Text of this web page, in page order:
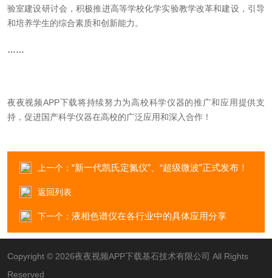
验室建设研讨会，积极推进高等学校化学实验教学改革和建设，引导
和培养学生的综合素质和创新能力。
……
夜夜视频APP下载将持续努力为高校科学仪器的推广和应用提供支
持，促进国产科学仪器在高校的广泛应用和深入合作！
上一个： “新一代凯氏定氮仪”、“超级微波”正式发布！
返回列表
下一个： 液相色谱仪在各行业中的具体应用分享
Copyright © 2026夜夜视频APP下载基石技术有限公司 All Rights
Reserved